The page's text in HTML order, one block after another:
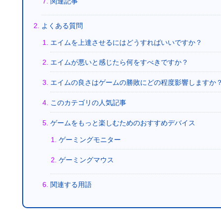
よくある質問
エイムを上達させるにはどうすればいいですか？
エイムが悪いと感じたら何をすべきですか？
エイムの良さはゲームの勝敗にどの程度影響しますか
このカテゴリの人気記事
ゲームをもっと楽しむためのおすすめデバイス
ゲーミングモニター
ゲーミングマウス
関連する用語